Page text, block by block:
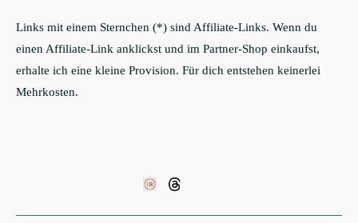
Links mit einem Sternchen (*) sind Affiliate-Links. Wenn du
einen Affiliate-Link anklickst und im Partner-Shop einkaufst,
erhalte ich eine kleine Provision. Für dich entstehen keinerlei
Mehrkosten.